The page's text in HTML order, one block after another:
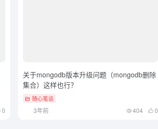
0
关于mongodb版本升级问题（mongodb删除
集合）这样也行？
随心笔谈
3年前 404 0